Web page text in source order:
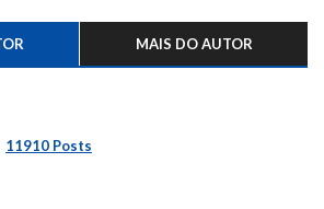
MAIS DO AUTOR
11910 Posts